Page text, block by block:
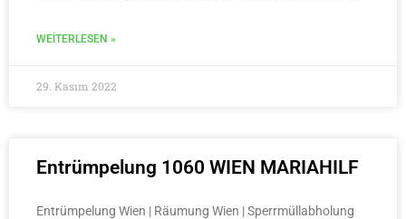
WEITERLESEN »
29. Kasım 2022
Entrümpelung 1060 WIEN MARIAHILF
Entrümpelung Wien | Räumung Wien | Sperrmüllabholung